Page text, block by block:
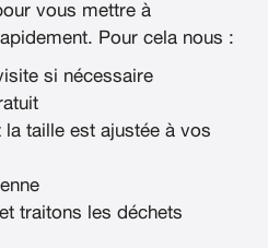
vous mettre à
Pour cela nous :
si nécessaire
la taille est ajustée à vos
traitons les déchets